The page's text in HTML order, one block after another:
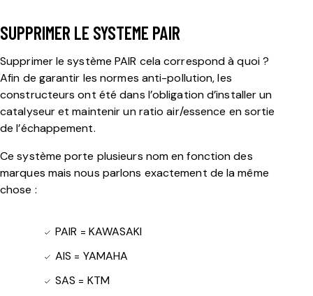
SUPPRIMER LE SYSTEME PAIR
Supprimer le système PAIR cela correspond à quoi ?
Afin de garantir les normes anti-pollution, les
constructeurs ont été dans l’obligation d’installer un
catalyseur et maintenir un ratio air/essence en sortie
de l’échappement.
Ce système porte plusieurs nom en fonction des
marques mais nous parlons exactement de la même
chose :
PAIR = KAWASAKI
AIS = YAMAHA
SAS = KTM